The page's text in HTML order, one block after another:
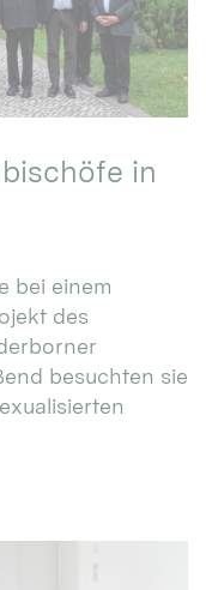
in
bei einem
des
besuchten sie